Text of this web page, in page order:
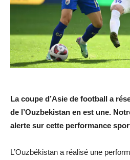
La coupe d’Asie de football a
de l’Ouzbekistan en est une.
alerte sur cette performance
L’Ouzbékistan a réalisé une